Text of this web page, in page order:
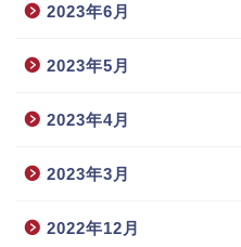
2023年6月
2023年5月
2023年4月
2023年3月
2022年12月